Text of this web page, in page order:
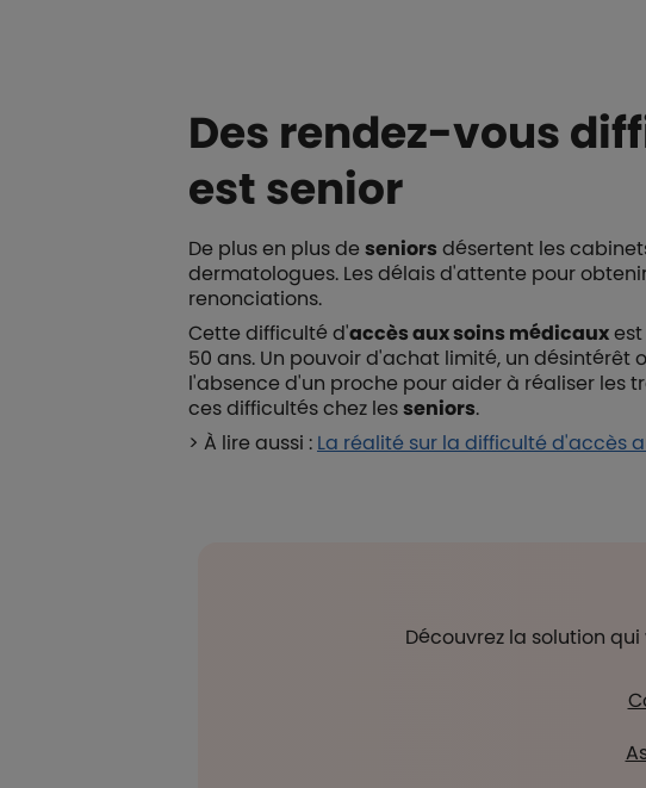
Des rendez-vous
est senior
De plus en plus deseniors désertent les
dermatologues. Les délais d'attente pour
renonciations.
Cette difficulté d'accès aux soins médicaux
50 ans. Un pouvoir d'achat limité, un
l'absence d'un proche pour aider à réaliser les
ces difficultés chez lesseniors.
> À lire aussi : La réalité sur la difficulté d'accès
Découvrez la solution